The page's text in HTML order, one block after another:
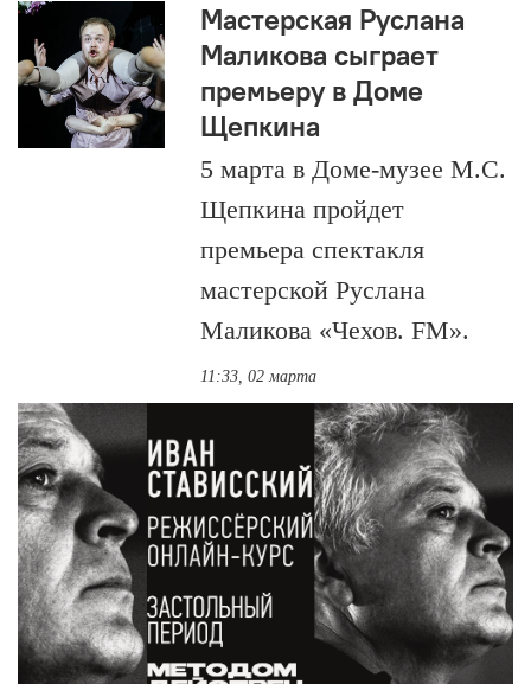
Мастерская Руслана
Маликова сыграет
премьеру в Доме
Щепкина
5 марта в Доме-музее М.С.
Щепкина пройдет
премьера спектакля
мастерской Руслана
Маликова «Чехов. FM».
11:33, 02 марта